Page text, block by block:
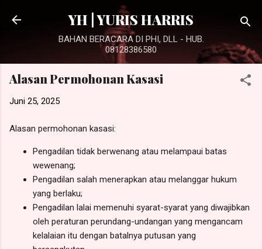
Langsung ke konten utama
YH | YURIS HARRIS
BAHAN BERACARA DI PHI, DLL - HUB.
08128386580
Alasan Permohonan Kasasi
Juni 25, 2025
Alasan permohonan kasasi:
Pengadilan tidak berwenang atau melampaui batas
wewenang;
Pengadilan salah menerapkan atau melanggar hukum
yang berlaku;
Pengadilan lalai memenuhi syarat-syarat yang diwajibkan
oleh peraturan perundang-undangan yang mengancam
kelalaian itu dengan batalnya putusan yang